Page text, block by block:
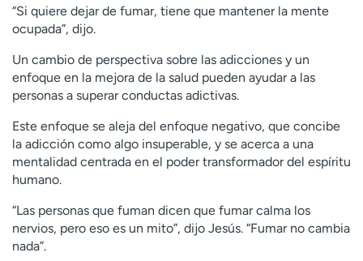
“Si quiere dejar de fumar, tiene que mantener la mente
ocupada”, dijo.
Un cambio de perspectiva sobre las adicciones y un
enfoque en la mejora de la salud pueden ayudar a las
personas a superar conductas adictivas.
Este enfoque se aleja del enfoque negativo, que concibe
la adicción como algo insuperable, y se acerca a una
mentalidad centrada en el poder transformador del espíritu
humano.
“Las personas que fuman dicen que fumar calma los
nervios, pero eso es un mito”, dijo Jesús. “Fumar no cambia
nada”.